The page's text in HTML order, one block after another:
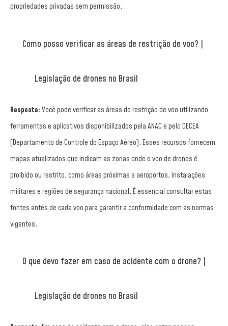
propriedades privadas sem permissão.
Como posso verificar as áreas de restrição de voo? |
Legislação de drones no Brasil
Resposta:Você pode verificar as áreas de restrição de voo utilizando
ferramentas e aplicativos disponibilizados pela ANAC e pelo DECEA
(Departamento de Controle do Espaço Aéreo). Esses recursos fornecem
mapas atualizados que indicam as zonas onde o voo de drones é
proibido ou restrito, como áreas próximas a aeroportos, instalações
militares e regiões de segurança nacional. É essencial consultar estas
fontes antes de cada voo para garantir a conformidade com as normas
vigentes.
O que devo fazer em caso de acidente com o drone? |
Legislação de drones no Brasil